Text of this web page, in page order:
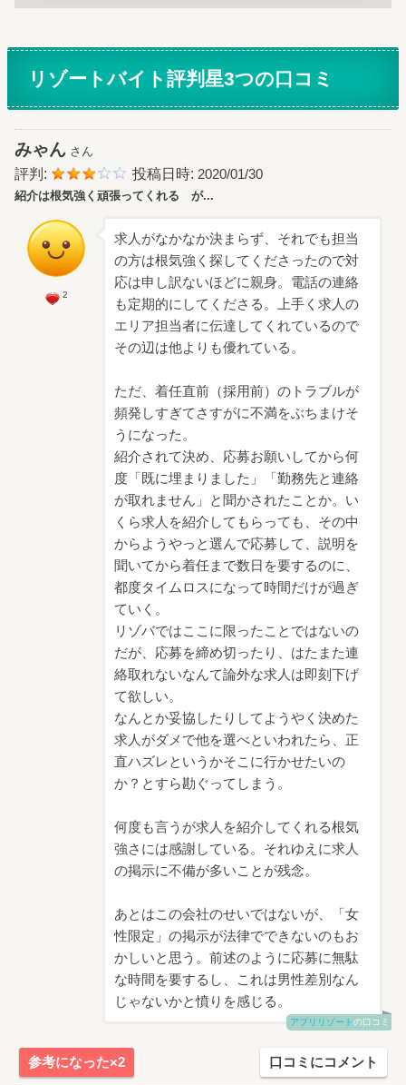
リゾートバイト評判星3つの口コミ
みゃん さん
評判: 投稿日時: 2020/01/30
紹介は根気強く頑張ってくれる が...
2
求人がなかなか決まらず、それでも担当
の方は根気強く探してくださったので対
応は申し訳ないほどに親身。電話の連絡
も定期的にしてくださる。上手く求人の
エリア担当者に伝達してくれているので
その辺は他よりも優れている。
ただ、着任直前（採用前）のトラブルが
頻発しすぎてさすがに不満をぶちまけそ
うになった。
紹介されて決め、応募お願いしてから何
度「既に埋まりました」「勤務先と連絡
が取れません」と聞かされたことか。い
くら求人を紹介してもらっても、その中
からようやっと選んで応募して、説明を
聞いてから着任まで数日を要するのに、
都度タイムロスになって時間だけが過ぎ
ていく。
リゾバではここに限ったことではないの
だが、応募を締め切ったり、はたまた連
絡取れないなんて論外な求人は即刻下げ
て欲しい。
なんとか妥協したりしてようやく決めた
求人がダメで他を選べといわれたら、正
直ハズレというかそこに行かせたいの
か？とすら勘ぐってしまう。
何度も言うが求人を紹介してくれる根気
強さには感謝している。それゆえに求人
の掲示に不備が多いことが残念。
あとはこの会社のせいではないが、「女
性限定」の掲示が法律でできないのもお
かしいと思う。前述のように応募に無駄
な時間を要するし、これは男性差別なん
じゃないかと憤りを感じる。
アプリリゾートの口コミ
参考になった×2 口コミにコメント